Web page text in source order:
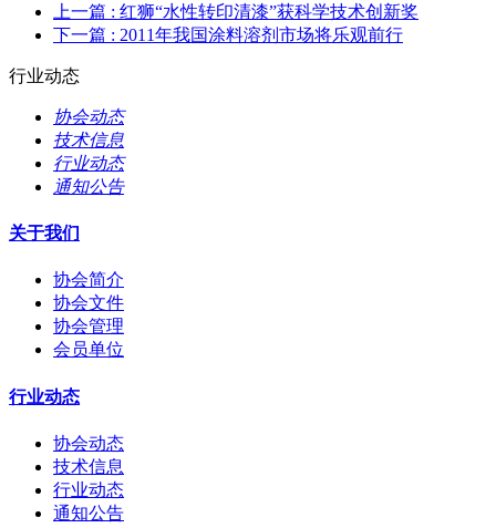
上一篇 : 红狮“水性转印清漆”获科学技术创新奖
下一篇 : 2011年我国涂料溶剂市场将乐观前行
行业动态
协会动态
技术信息
行业动态
通知公告
关于我们
协会简介
协会文件
协会管理
会员单位
行业动态
协会动态
技术信息
行业动态
通知公告